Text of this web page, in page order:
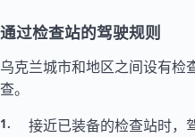
通过检查站的驾驶规则
乌克兰城市和地区之间设有检
查。
接近已装备的检查站时，